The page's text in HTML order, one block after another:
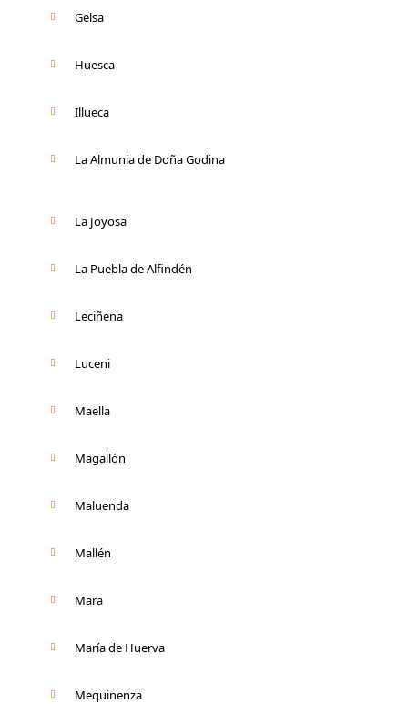
Gelsa
Huesca
Illueca
La Almunia de Doña Godina
La Joyosa
La Puebla de Alfindén
Leciñena
Luceni
Maella
Magallón
Maluenda
Mallén
Mara
María de Huerva
Mequinenza